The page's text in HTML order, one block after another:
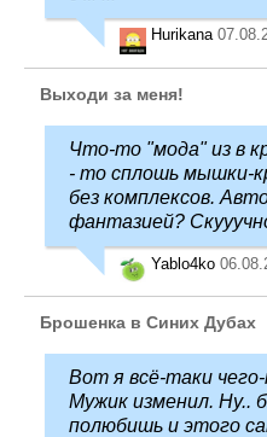
Hurikana
Выходи за меня!
Что-то "мода" из в
- то сплошь мышки-
без комплексов.
фантазией?
Yablo4ko
Брошенка в Синих Дубах
Вот я всё-таки
Мужик изменил. Ну..
полюбишь и этого